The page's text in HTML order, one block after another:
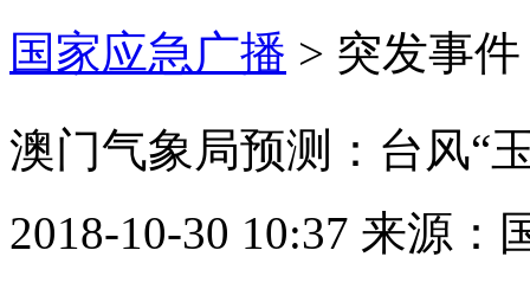
国家应急广播 > 突发事件
澳门气象局预测：台风“
2018-10-30 10:37 来源：